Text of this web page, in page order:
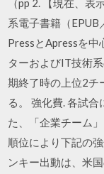
（pp 2. 【現在、
系電子書籍（
PressとApressを中
ターおよびIT技術
期終了時の上位2チ
る。 強化費. 各試
た、「企業チーム
順位により下記の
ンキー出動は、米